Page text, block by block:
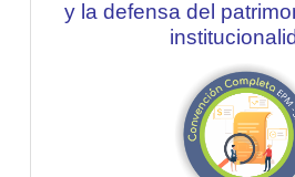
y la defensa del